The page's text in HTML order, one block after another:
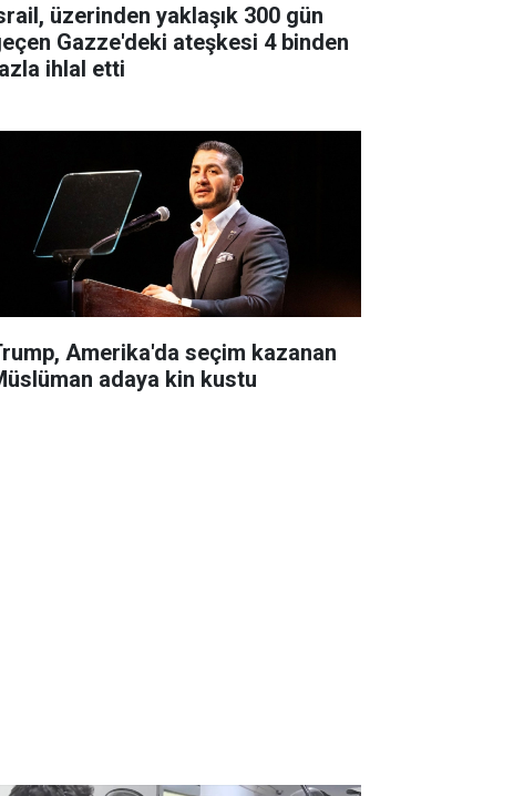
üzerinden yaklaşık 300 gün
Gazze'deki ateşkesi 4 binden
ihlal etti
Amerika'da seçim kazanan
adaya kin kustu